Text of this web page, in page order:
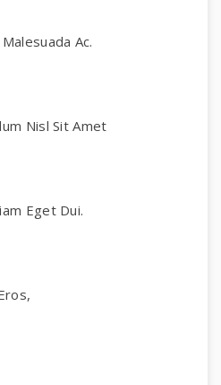
Ac.
Nisl Sit Amet
Eget Dui.